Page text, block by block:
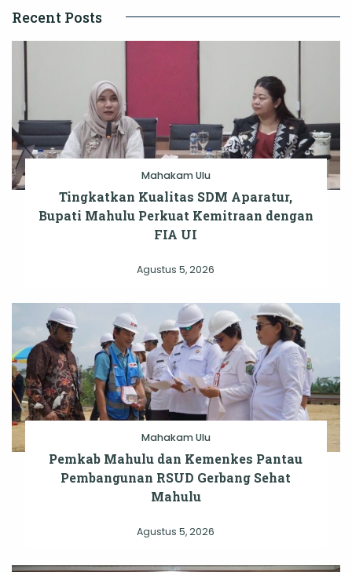
Recent Posts
Mahakam Ulu
Tingkatkan Kualitas SDM Aparatur,
Bupati Mahulu Perkuat Kemitraan dengan
FIA UI
Agustus 5, 2026
Mahakam Ulu
Pemkab Mahulu dan Kemenkes Pantau
Pembangunan RSUD Gerbang Sehat
Mahulu
Agustus 5, 2026